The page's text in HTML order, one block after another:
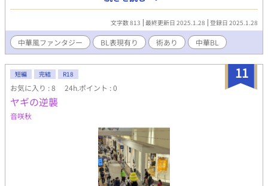
ざしてしまっていた。 そんな時、紅謝の住む地域一帯に不吉な
噂が流れ始めた。日が沈み、深い夜に包まれた刻になると夜な夜
な奇妙な女の声が聴こえたり屍が郡になって徘徊している、と。
その原因を見つけ出し、解決する為の調査団として選ばれた紅
謝は従者も護衛も引き連れず、たった一人で里を降りていった。
仕事を受けたおかげで、晴れて一人になれた紅謝は道中で「あ
なたにずっと会いたかった」と真っ直ぐ伝えてくる青年、晧月に
出会う。 どれだけ冷たくあしらっても後ろを着いてくる晧月
に、だんだん心を開いていくが何やら彼には隠している事がある
様子で──。
文字数 813 最終更新日 2025.1.28 登録日 2025.1.28
中華風ファンタジー BL表現有り 術あり 中華BL
11
短編 完結 R18
お気に入り : 8 24h.ポイント : 0
ヤギの逆襲
音咲秋